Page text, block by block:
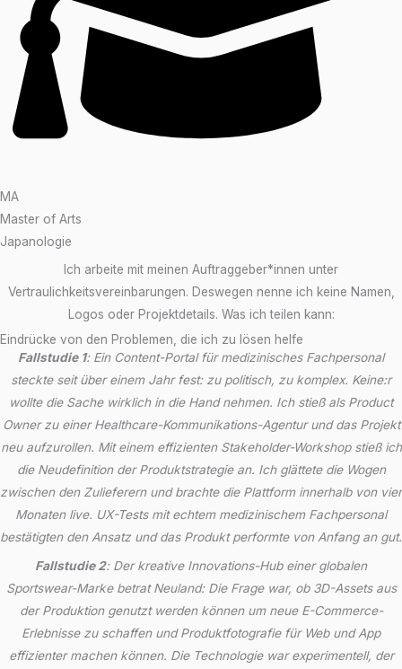
MA
Master of Arts
Japanologie
Ich arbeite mit meinen Auftraggeber*innen unter
Vertraulichkeitsvereinbarungen. Deswegen nenne ich keine Namen,
Logos oder Projektdetails. Was ich teilen kann:
Eindrücke von den Problemen, die ich zu lösen helfe
Fallstudie 1: Ein Content-Portal für medizinisches Fachpersonal
steckte seit über einem Jahr fest: zu politisch, zu komplex. Keine:r
wollte die Sache wirklich in die Hand nehmen. Ich stieß als Product
Owner zu einer Healthcare-Kommunikations-Agentur und das Projekt
neu aufzurollen. Mit einem effizienten Stakeholder-Workshop stieß ich
die Neudefinition der Produktstrategie an. Ich glättete die Wogen
zwischen den Zulieferern und brachte die Plattform innerhalb von vier
Monaten live. UX-Tests mit echtem medizinischem Fachpersonal
bestätigten den Ansatz und das Produkt performte von Anfang an gut.
Fallstudie 2: Der kreative Innovations-Hub einer globalen
Sportswear-Marke betrat Neuland: Die Frage war, ob 3D-Assets aus
der Produktion genutzt werden können um neue E-Commerce-
Erlebnisse zu schaffen und Produktfotografie für Web und App
effizienter machen können. Die Technologie war experimentell, der